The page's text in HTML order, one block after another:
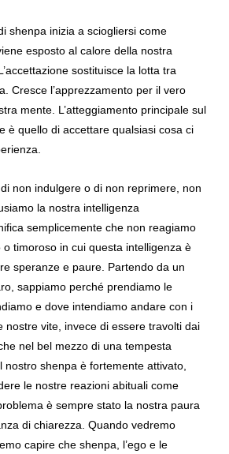
shenpa inizia a sciogliersi come
esposto al calore della nostra
sostituisce la lotta tra
Cresce l’apprezzamento per il vero
mente. L’atteggiamento principale sul
è quello di accettare qualsiasi cosa ci
non indulgere o di non reprimere, non
la nostra intelligenza
semplicemente che non reagiamo
timoroso in cui questa intelligenza è
speranze e paure. Partendo da un
sappiamo perché prendiamo le
e dove intendiamo andare con i
nostre vite, invece di essere travolti dai
nel bel mezzo di una tempesta
nostro shenpa è fortemente attivato,
le nostre reazioni abituali come
è sempre stato la nostra paura
di chiarezza. Quando vedremo
capire che shenpa, l’ego e le